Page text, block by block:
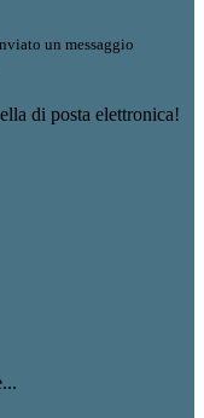
un messaggio
di posta elettronica!